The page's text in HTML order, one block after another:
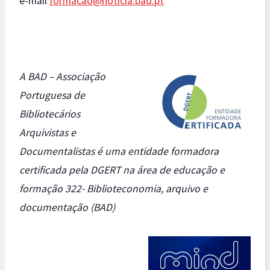
A BAD – Associação
Portuguesa de
Bibliotecários
Arquivistas e
Documentalistas é uma entidade formadora
certificada pela DGERT na área de educação e
formação 322- Biblioteconomia, arquivo e
documentação (BAD)